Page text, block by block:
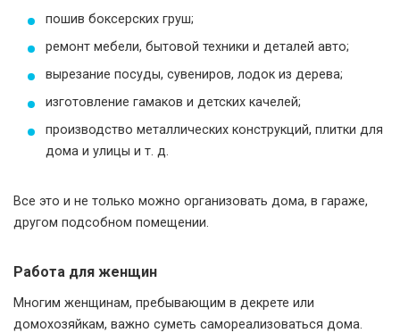
пошив боксерских груш;
ремонт мебели, бытовой техники и деталей авто;
вырезание посуды, сувениров, лодок из дерева;
изготовление гамаков и детских качелей;
производство металлических конструкций, плитки для
дома и улицы и т. д.
Все это и не только можно организовать дома, в гараже,
другом подсобном помещении.
Работа для женщин
Многим женщинам, пребывающим в декрете или
домохозяйкам, важно суметь самореализоваться дома.